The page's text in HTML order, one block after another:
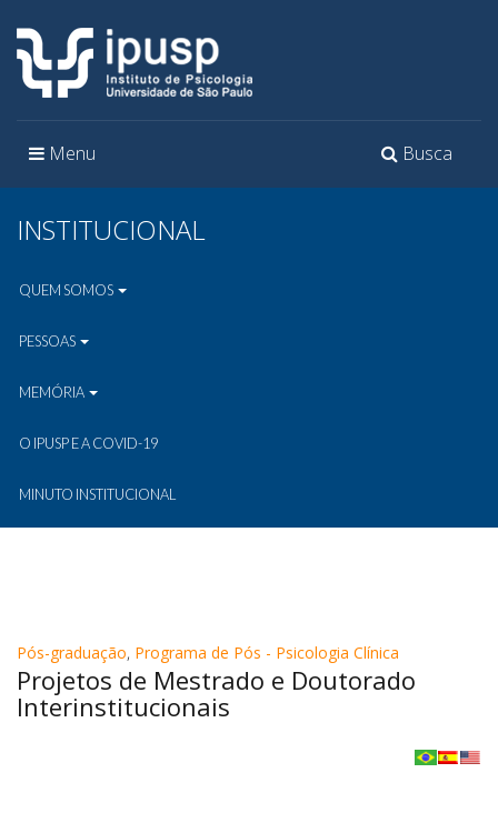
Toggle
Busca
Toggle
Menu
INSTITUCIONAL
QUEM SOMOS
PESSOAS
MEMÓRIA
O IPUSP E A COVID-19
MINUTO INSTITUCIONAL
Pós-graduação, Programa de Pós - Psicologia Clínica
Projetos de Mestrado e Doutorado
Interinstitucionais